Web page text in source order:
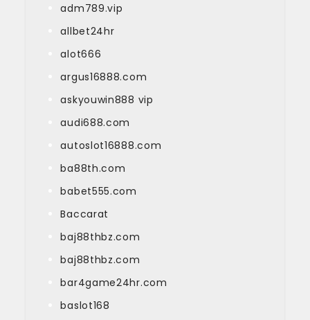
adm789.vip
allbet24hr
alot666
argus16888.com
askyouwin888 vip
audi688.com
autoslot16888.com
ba88th.com
babet555.com
Baccarat
baj88thbz.com
baj88thbz.com
bar4game24hr.com
baslot168